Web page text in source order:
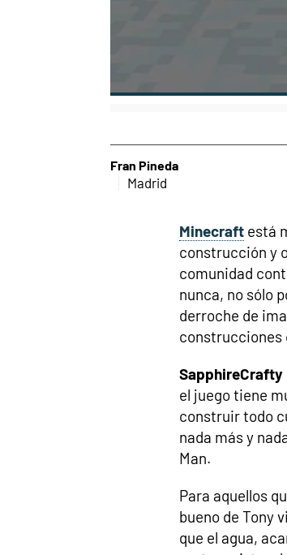
Fran Pineda
Madrid
Minecraft está
construcción y
comunidad
nunca, no sólo
derroche de
construcciones
SapphireCrafty
el juego tiene
construir todo
nada más y
Man.
Para aquellos
bueno de Tony
que el agua,